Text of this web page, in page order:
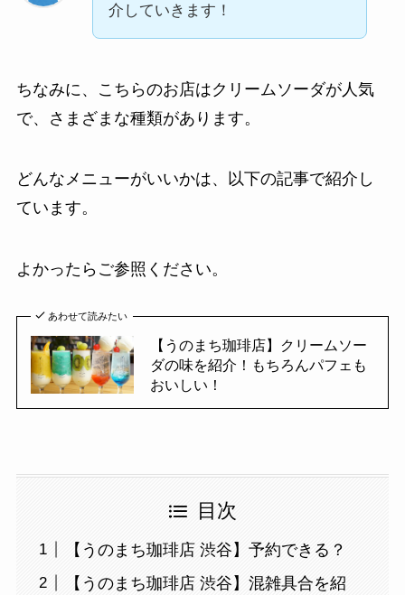
介していきます！
ちなみに、こちらのお店はクリームソーダが人気
で、さまざまな種類があります。
どんなメニューがいいかは、以下の記事で紹介し
ています。
よかったらご参照ください。
あわせて読みたい
【うのまち珈琲店】クリームソー
ダの味を紹介！もちろんパフェも
おいしい！
目次
【うのまち珈琲店 渋谷】予約できる？
【うのまち珈琲店 渋谷】混雑具合を紹